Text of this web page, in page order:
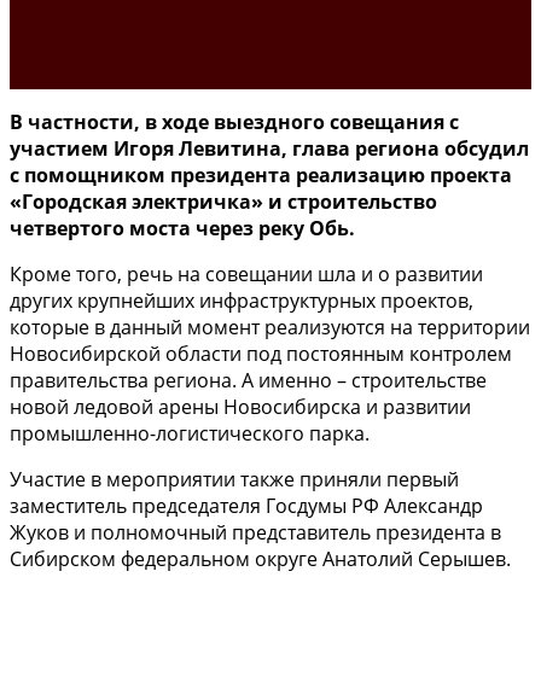
В частности, в ходе выездного совещания с
участием Игоря Левитина, глава региона обсудил
с помощником президента реализацию проекта
«Городская электричка» и строительство
четвертого моста через реку Обь.
Кроме того, речь на совещании шла и о развитии
других крупнейших инфраструктурных проектов,
которые в данный момент реализуются на территории
Новосибирской области под постоянным контролем
правительства региона. А именно – строительстве
новой ледовой арены Новосибирска и развитии
промышленно-логистического парка.
Участие в мероприятии также приняли первый
заместитель председателя Госдумы РФ Александр
Жуков и полномочный представитель президента в
Сибирском федеральном округе Анатолий Серышев.